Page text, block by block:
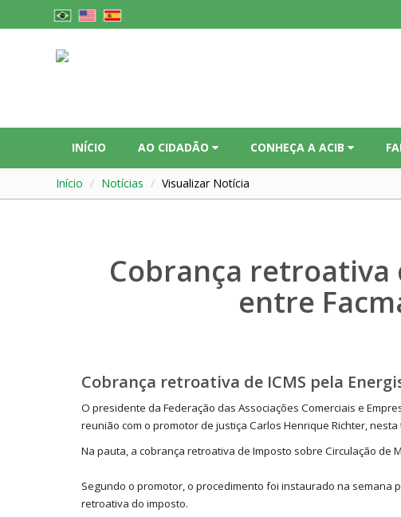
INÍCIO AO CIDADÃO CONHEÇA A ACIB
Início Notícias Visualizar Notícia
Cobrança retroativa
entre
Cobrança retroativa de ICMS pela
O presidente da Federação das Associações Comerciais e
reunião com o promotor de justiça Carlos Henrique Richter,
Na pauta, a cobrança retroativa de Imposto sobre Circulação de
Segundo o promotor, o procedimento foi instaurado na semana
retroativa do imposto.